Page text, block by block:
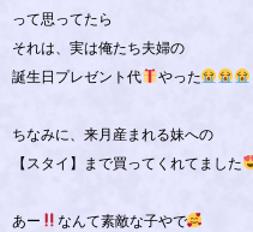
って思ってたら
それは、実は俺たち夫婦の
誕生日プレゼント代
やった
ちなみに、来月産まれる妹への
【スタイ】まで買ってくれてました
あー
なんて素敵な子やで